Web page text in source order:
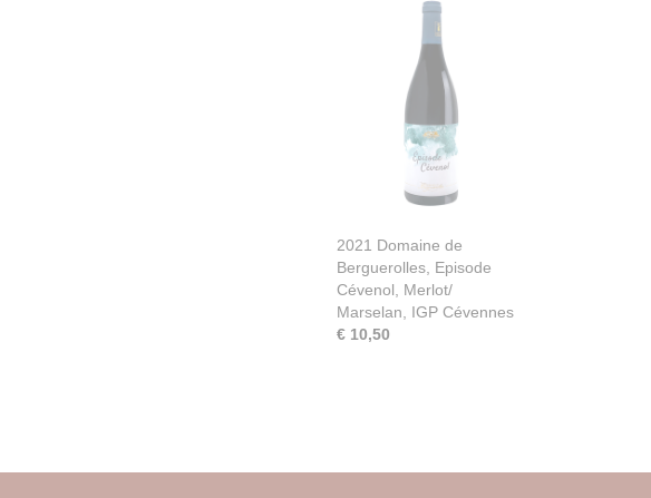
2021 Domaine de
Berguerolles, Episode
Cévenol, Merlot/
Marselan, IGP Cévennes
€ 10,50